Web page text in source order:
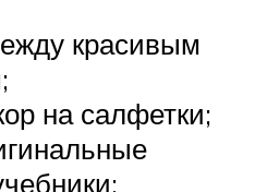
красивым
на салфетки;